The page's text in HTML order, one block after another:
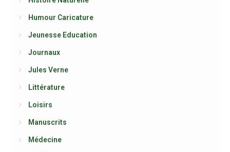
Humour Caricature
Jeunesse Education
Journaux
Jules Verne
Littérature
Loisirs
Manuscrits
Médecine